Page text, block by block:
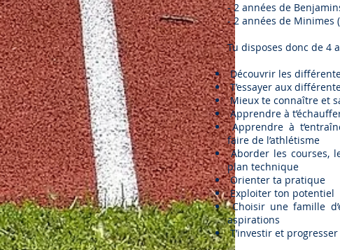
- 2 années de
- 2 années de Minimes
Tu disposes donc de 4
Découvrir les
T’essayer aux
Mieux te connaître et
Apprendre à
Apprendre à
faire de l’athlétisme
Aborder les courses,
plan technique
Orienter ta pratique
Exploiter ton potentiel
Choisir une famille
aspirations
T’investir et